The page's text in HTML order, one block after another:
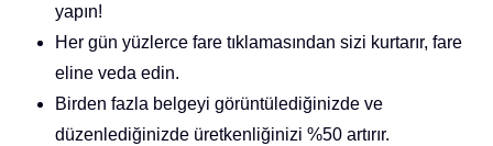
yapın!
Her gün yüzlerce fare tıklamasından sizi kurtarır, fare
eline veda edin.
Birden fazla belgeyi görüntülediğinizde ve
düzenlediğinizde üretkenliğinizi %50 artırır.